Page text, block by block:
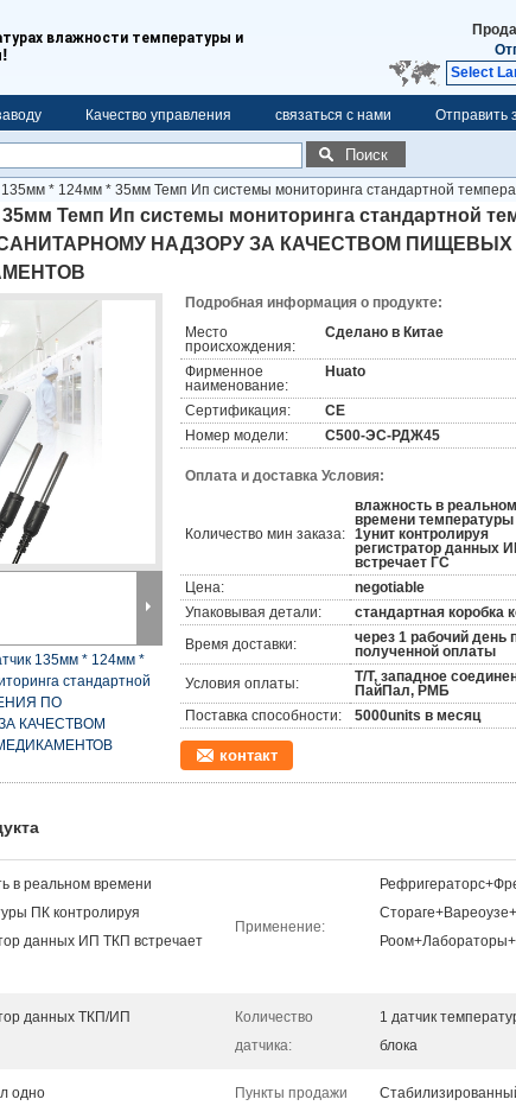
влажности температуры и
!
Select
Качество управления связаться с нами Отправить
Поиск
135мм * 124мм * 35мм Темп Ип системы мониторинга стандартной
ПРОДУКТОВ И МЕДИКАМЕНТОВ
Темп Ип системы мониторинга стандартной
НАДЗОРУ ЗА КАЧЕСТВОМ ПИЩЕВЫХ
135мм * 124мм *
стандартной
ПО
КАЧЕСТВОМ
Подробная информация о продукте:
Место
происхождения:
Сделано в Китае
Фирменное
наименование:
Huato
Сертификация:
CE
Номер модели:
С500-ЭС-РДЖ45
Оплата и доставка Условия:
Количество мин заказа:
влажность в реальном
времени
1унит контролируя
регистратор данных
встречает ГС
Цена:
negotiable
Упаковывая детали:
стандартная коробка
Время доставки:
через 1 рабочий день
полученной оплаты
Условия оплаты:
Т/Т, западное
ПайПал, РМБ
Поставка способности:
5000units в месяц
контакт
в реальном времени
ПК контролируя
данных ИП ТКП встречает
Применение:
данных ТКП/ИП
Количество
датчика:
1 датчик
блока
одно
Пункты продажи